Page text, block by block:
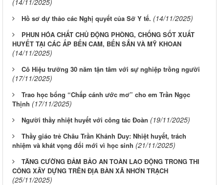
Hồ sơ dự thảo các Nghị quyết của Sở Y tế. (14/11/2025)
PHUN HÓA CHẤT CHỦ ĐỘNG PHÒNG, CHỐNG SỐT XUẤT
HUYẾT TẠI CÁC ẤP BẾN CAM, BẾN SẮN VÀ MỸ KHOAN
(14/11/2025)
Cô Hiệu trưởng 30 năm tận tâm với sự nghiệp trồng người
(17/11/2025)
Trao học bổng “Chấp cánh ước mơ” cho em Trần Ngọc
Thịnh (17/11/2025)
Người thầy nhiệt huyết với công tác Đoàn (19/11/2025)
Thầy giáo trẻ Châu Trần Khánh Duy: Nhiệt huyết, trách
nhiệm và khát vọng đổi mới vì học sinh (21/11/2025)
TĂNG CƯỜNG ĐẢM BẢO AN TOÀN LAO ĐỘNG TRONG THI
CÔNG XÂY DỰNG TRÊN ĐỊA BÀN XÃ NHƠN TRẠCH
(25/11/2025)